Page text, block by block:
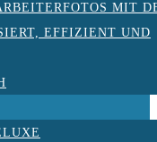
MIT
EFFIZIENT UND